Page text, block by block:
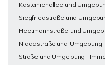
Kastanienallee und
Siegfriedstraße und
Heetmannstraße und
Niddastraße und Umgebung
Straße und Umgebung